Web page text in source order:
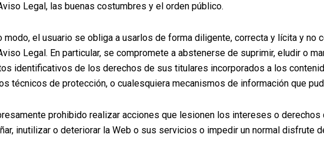
Legal, las buenas costumbres y el orden público.
modo, el usuario se obliga a usarlos de forma diligente, correcta y lícita y no
Legal. En particular, se compromete a abstenerse de suprimir, eludir o
identificativos de los derechos de sus titulares incorporados a los
técnicos de protección, o cualesquiera mecanismos de información que
prohibido realizar acciones que lesionen los intereses o derechos
inutilizar o deteriorar la Web o sus servicios o impedir un normal disfrute